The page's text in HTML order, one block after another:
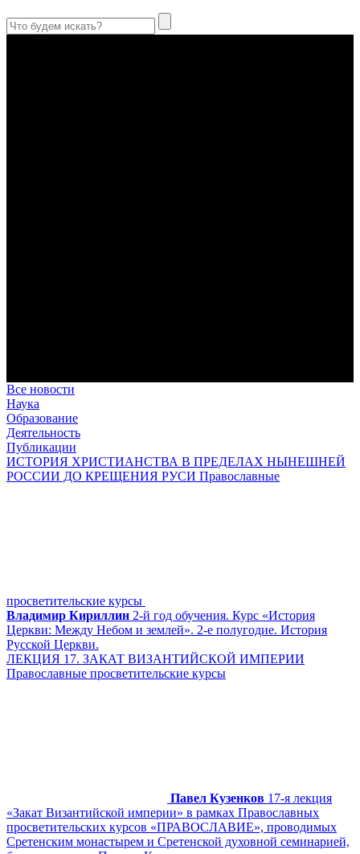
Все новости
Наука
Образование
Деятельность
Публикации
ИСТОРИЯ ХРИСТИАНСТВА В ПРЕДЕЛАХ НЫНЕШНЕЙ
РОССИИ ДО КРЕЩЕНИЯ РУСИ Православные
просветительские курсы
Владимир Кириллин 2-й год обучения. Курс «История
Церкви: Между Небом и землей». 2-е полугодие. История
Русской Церкви.
ЛЕКЦИЯ 17. ЗАКАТ ВИЗАНТИЙСКОЙ ИМПЕРИИ
Православные просветительские курсы
Павел Кузенков 17-я лекция
«Закат Византийской империи» в рамках Православных
просветительских курсов «ПРАВОСЛАВИЕ», проводимых
Сретенским монастырем и Сретенской духовной семинарией,